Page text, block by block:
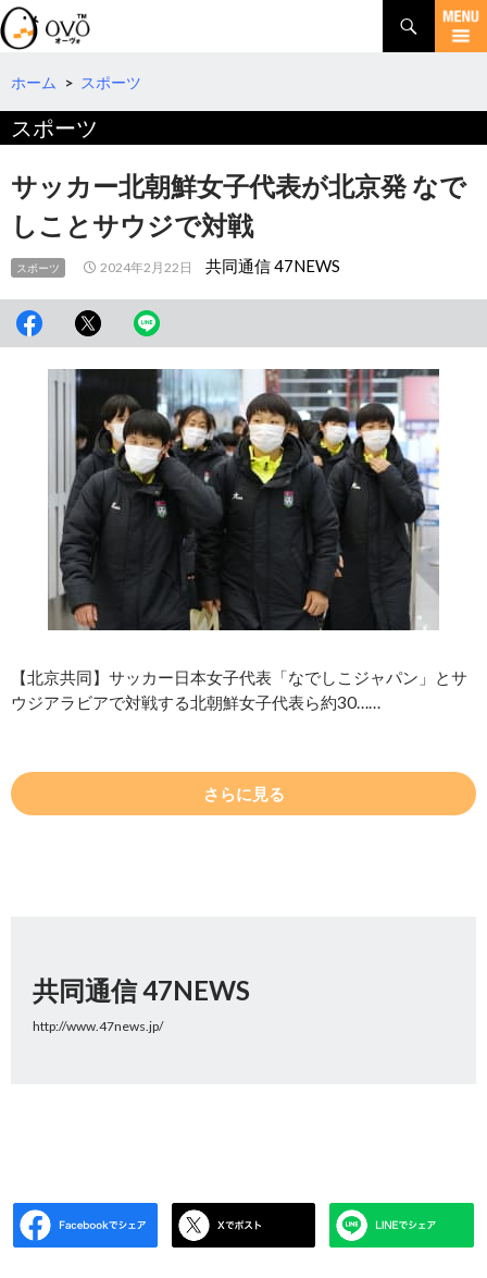
検
索
コ
テ
へ
ホーム > スポーツ
スポーツ
サッカー北朝鮮女子代表が北京発 なで
しことサウジで対戦
スポーツ 2024年2月22日 共同通信 47NEWS
【北京共同】サッカー日本女子代表「なでしこジャパン」とサ
ウジアラビアで対戦する北朝鮮女子代表ら約30……
さらに見る
共同通信 47NEWS
http://www.47news.jp/